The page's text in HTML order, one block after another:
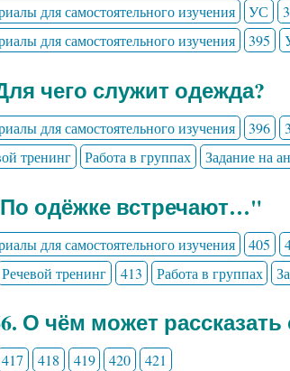
для самостоятельного изучения УС
для самостоятельного изучения
395
чего служит одежда?
для самостоятельного изучения 396
тренинг
Работа в группах Задание на
одёжке встречают…"
для самостоятельного изучения 405
Речевой тренинг 413 Работа в группах
О чём может
417 418 419 420 421